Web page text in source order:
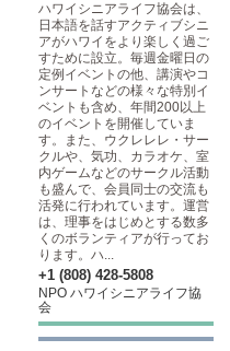
ハワイシニアライフ協会は、
日本語を話すアクティブシニ
アがハワイをより楽しく過ご
すために設立。毎週金曜日の
定例イベントの他、講演やコ
ンサートなどの様々な特別イ
ベントも含め、年間200以上
のイベントを開催していま
す。また、ウクレレレ・サー
クルや、気功、カラオケ、室
内ゲームなどのサークル活動
も盛んで、会員同士の交流も
活発に行われています。運営
は、理事をはじめとする数多
くのボランティアが行ってお
ります。ハ...
+1 (808) 428-5808
NPO ハワイシニアライフ協
会